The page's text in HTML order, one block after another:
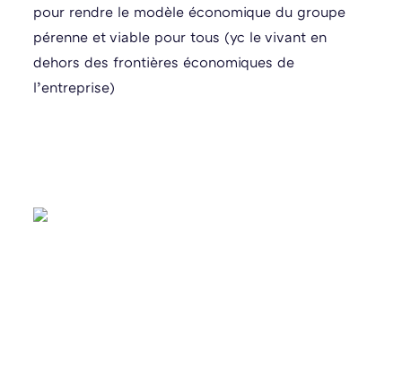
pour rendre le modèle économique du groupe
pérenne et viable pour tous (yc le vivant en
dehors des frontières économiques de
l’entreprise)